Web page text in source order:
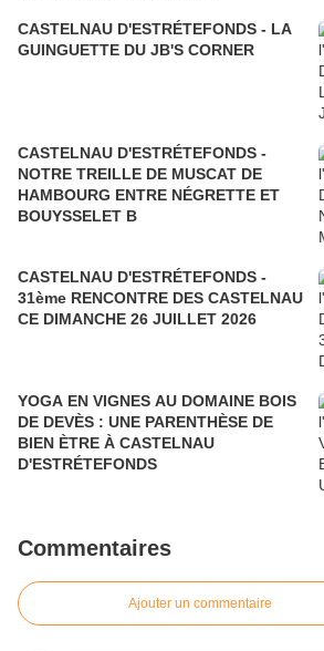
CASTELNAU D'ESTRÉTEFONDS - LA
GUINGUETTE DU JB'S CORNER
CASTELNAU D'ESTRÉTEFONDS -
NOTRE TREILLE DE MUSCAT DE
HAMBOURG ENTRE NÉGRETTE ET
BOUYSSELET B
CASTELNAU D'ESTRÉTEFONDS -
31ème RENCONTRE DES CASTELNAU
CE DIMANCHE 26 JUILLET 2026
YOGA EN VIGNES AU DOMAINE BOIS
DE DEVÈS : UNE PARENTHÈSE DE
BIEN ÈTRE À CASTELNAU
D'ESTRÉTEFONDS
Commentaires
Ajouter un commentaire